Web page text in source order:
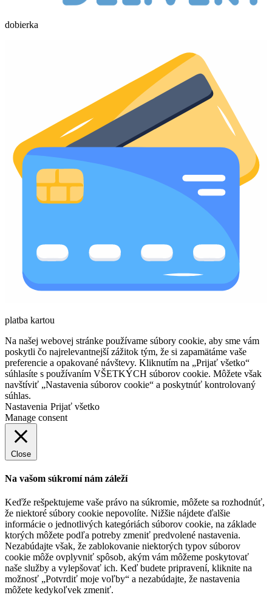
dobierka
platba kartou
Na našej webovej stránke používame súbory cookie, aby sme vám
poskytli čo najrelevantnejší zážitok tým, že si zapamätáme vaše
preferencie a opakované návštevy. Kliknutím na „Prijať všetko“
súhlasíte s používaním VŠETKÝCH súborov cookie. Môžete však
navštíviť „Nastavenia súborov cookie“ a poskytnúť kontrolovaný
súhlas.
Nastavenia Prijať všetko
Manage consent
Close
Na vašom súkromí nám záleží
Keďže rešpektujeme vaše právo na súkromie, môžete sa rozhodnúť,
že niektoré súbory cookie nepovolíte. Nižšie nájdete ďalšie
informácie o jednotlivých kategóriách súborov cookie, na základe
ktorých môžete podľa potreby zmeniť predvolené nastavenia.
Nezabúdajte však, že zablokovanie niektorých typov súborov
cookie môže ovplyvniť spôsob, akým vám môžeme poskytovať
naše služby a vylepšovať ich. Keď budete pripravení, kliknite na
možnosť „Potvrdiť moje voľby“ a nezabúdajte, že nastavenia
môžete kedykoľvek zmeniť.